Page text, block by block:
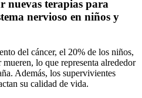
nuevas terapias para
nervioso en niños y
del cáncer, el 20% de los niños,
lo que representa alrededor
Además, los supervivientes
su calidad de vida.